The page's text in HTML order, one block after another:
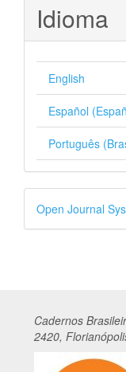
Idioma
English
Español
Português
por
Open Journal
Cadernos Br
2420,